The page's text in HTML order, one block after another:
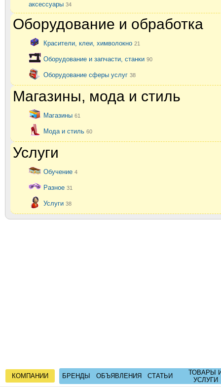
аксессуары 34
Оборудование и обработка
Красители, клеи, химволокно 21
Оборудование и запчасти, станки 90
Оборудование сферы услуг 38
Магазины, мода и стиль
Магазины 61
Мода и стиль 60
Услуги
Обучение 4
Разное 31
Услуги 38
КОМПАНИИ БРЕНДЫ ОБЪЯВЛЕНИЯ СТАТЬИ
ТОВАРЫ
УСЛУГИ